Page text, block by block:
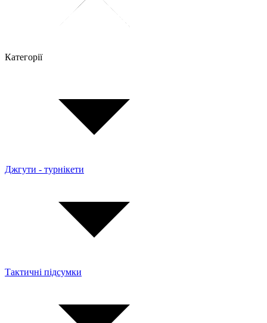
Категорії
Джгути - турнікети
Тактичні підсумки